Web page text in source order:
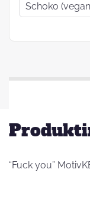
Schoko
“Fuck you”